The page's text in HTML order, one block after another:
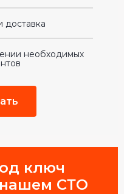
доставка
необходимых
ключ
СТО